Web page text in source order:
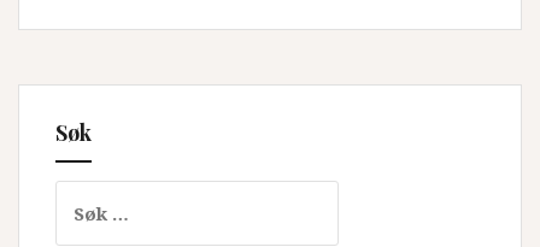
Søk
etter: